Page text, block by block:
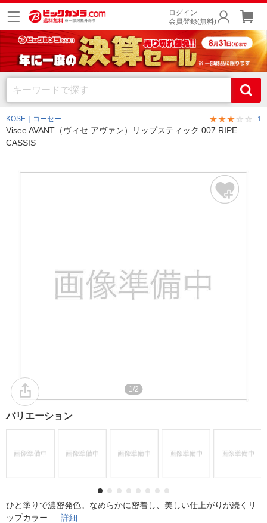
ログイン
会員登録(無料)
KOSE｜コーセー 1
Visee AVANT（ヴィセ アヴァン）リップスティック 007 RIPE
CASSIS
1/2
バリエーション
ひと塗りで濃密発色。なめらかに密着し、美しい仕上がりが続くリ
ップカラー 詳細